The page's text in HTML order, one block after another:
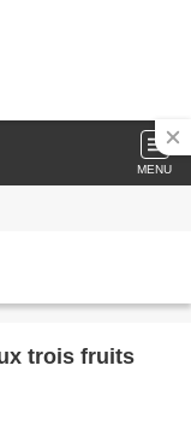
MENU
trois fruits